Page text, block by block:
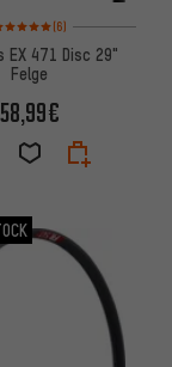
5 von 5
(6)
EX 471 Disc 29"
Felge
58,99€